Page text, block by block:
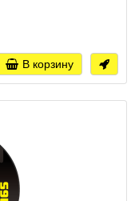
В корзину